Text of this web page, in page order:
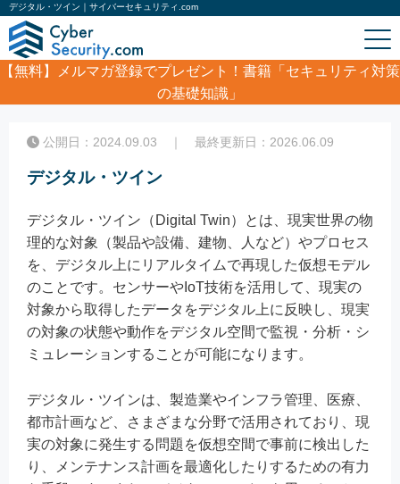
デジタル・ツイン｜サイバーセキュリティ.com
【無料】
メルマガ登録でプレゼント！書籍「セキュリティ対策
の基礎知識」
デジタル・ツイン
公開日：2024.09.03 ｜ 最終更新日：2026.06.09
デジタル・ツイン
デジタル・ツイン（Digital Twin）とは、現実世界の物
理的な対象（製品や設備、建物、人など）やプロセス
を、デジタル上にリアルタイムで再現した仮想モデル
のことです。センサーやIoT技術を活用して、現実の
対象から取得したデータをデジタル上に反映し、現実
の対象の状態や動作をデジタル空間で監視・分析・シ
ミュレーションすることが可能になります。
デジタル・ツインは、製造業やインフラ管理、医療、
都市計画など、さまざまな分野で活用されており、現
実の対象に発生する問題を仮想空間で事前に検出した
り、メンテナンス計画を最適化したりするための有力